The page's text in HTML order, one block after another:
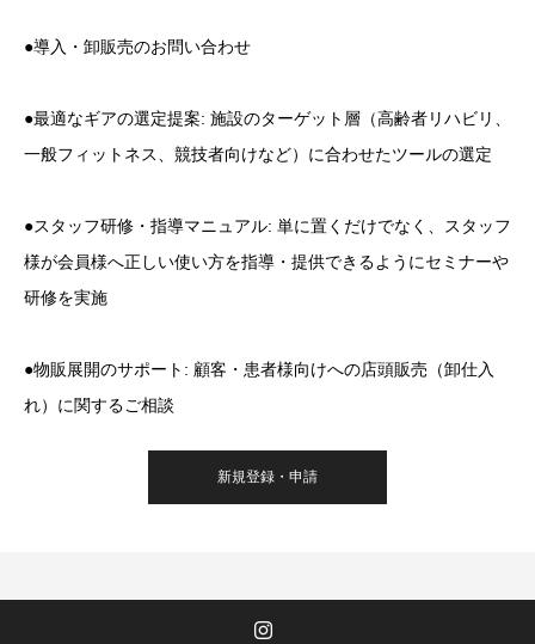
●導入・卸販売のお問い合わせ
●最適なギアの選定提案: 施設のターゲット層（高齢者リハビリ、
一般フィットネス、競技者向けなど）に合わせたツールの選定
●スタッフ研修・指導マニュアル: 単に置くだけでなく、スタッフ
様が会員様へ正しい使い方を指導・提供できるようにセミナーや
研修を実施
●物販展開のサポート: 顧客・患者様向けへの店頭販売（卸仕入
れ）に関するご相談
新規登録・申請